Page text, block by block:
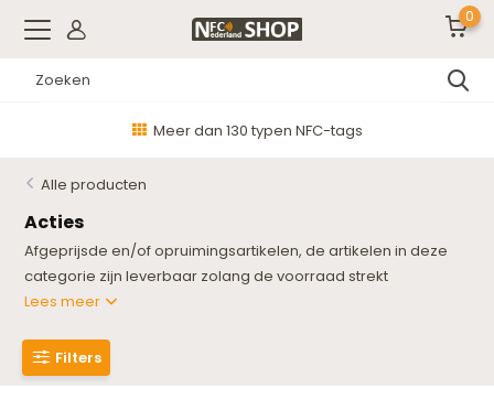
0
Meer dan 130 typen NFC-tags
Alle producten
Acties
Afgeprijsde en/of opruimingsartikelen, de artikelen in deze
categorie zijn leverbaar zolang de voorraad strekt
Lees meer
Filters